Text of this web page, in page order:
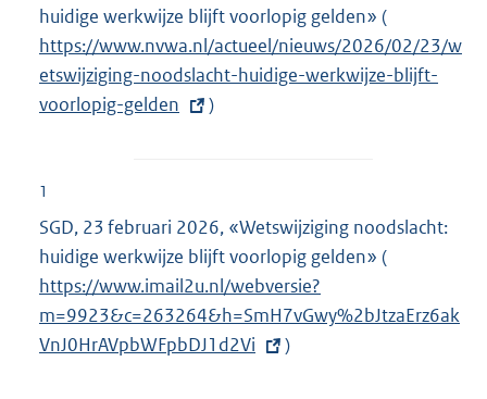
n
k
huidige werkwijze blijft voorlopig gelden» (
x
t
l
k
https://www.nvwa.nl/actueel/nieuws/2026/02/23/w
etswijziging-noodslacht-huidige-werkwijze-blijft-
voorlopig-gelden
)
1
SGD, 23 februari 2026, «Wetswijziging noodslacht:
huidige werkwijze blijft voorlopig gelden» (
t
https://www.imail2u.nl/webversie?
m=9923&c=263264&h=SmH7vGwy%2bJtzaErz6ak
VnJ0HrAVpbWFpbDJ1d2Vi )